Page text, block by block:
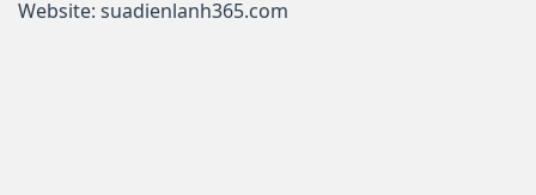
Website: suadienlanh365.com